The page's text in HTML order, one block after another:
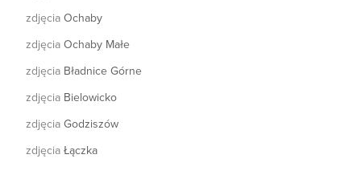
zdjęcia Ochaby
zdjęcia Ochaby Małe
zdjęcia Bładnice Górne
zdjęcia Bielowicko
zdjęcia Godziszów
zdjęcia Łączka